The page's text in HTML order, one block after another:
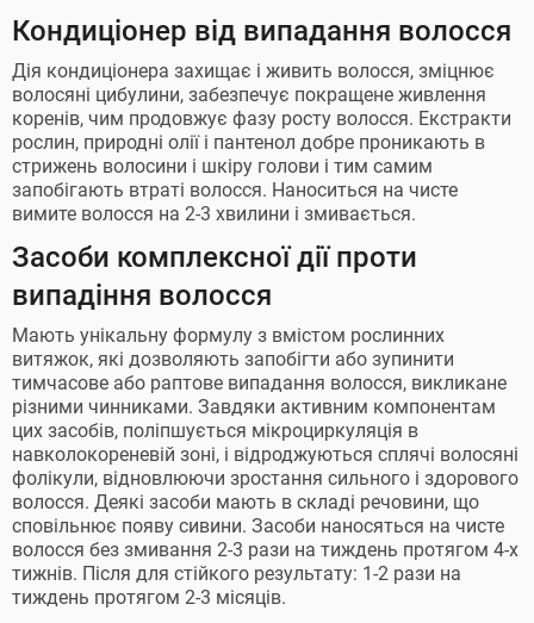
Кондиціонер від випадання волосся
Дія кондиціонера захищає і живить волосся, зміцнює
волосяні цибулини, забезпечує покращене живлення
коренів, чим продовжує фазу росту волосся. Екстракти
рослин, природні олії і пантенол добре проникають в
стрижень волосини і шкіру голови і тим самим
запобігають втраті волосся. Наноситься на чисте
вимите волосся на 2-3 хвилини і змивається.
Засоби комплексної дії проти
випадіння волосся
Мають унікальну формулу з вмістом рослинних
витяжок, які дозволяють запобігти або зупинити
тимчасове або раптове випадання волосся, викликане
різними чинниками. Завдяки активним компонентам
цих засобів, поліпшується мікроциркуляція в
навколокореневій зоні, і відроджуються сплячі волосяні
фолікули, відновлюючи зростання сильного і здорового
волосся. Деякі засоби мають в складі речовини, що
сповільнює появу сивини. Засоби наносяться на чисте
волосся без змивання 2-3 рази на тиждень протягом 4-х
тижнів. Після для стійкого результату: 1-2 рази на
тиждень протягом 2-3 місяців.